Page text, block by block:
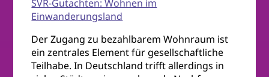
SVR-Gutachten: Wohnen im
Einwanderungsland
Der Zugang zu bezahlbarem Wohnraum ist
ein zentrales Element für gesellschaftliche
Teilhabe. In Deutschland trifft allerdings in